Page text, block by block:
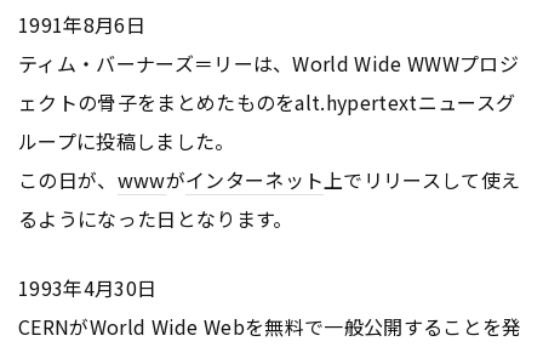
1991年8月6日
ティム・バーナーズ＝リーは、World Wide WWWプロジ
ェクトの骨子をまとめたものをalt.hypertextニュースグ
ループに投稿しました。
この日が、 wwwがインターネット 上でリリースして使え
るようになった日となります。
1993年4月30日
CERNがWorld Wide Webを無料で一般公開することを発